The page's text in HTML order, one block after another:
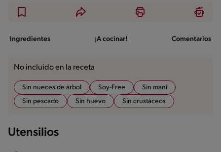
Ingredientes ¡A cocinar! Comentarios
No incluido en la receta
Sin nueces de árbol Soy-Free
Sin maní
Sin pescado
Sin huevo Sin crustáceos
Utensilios